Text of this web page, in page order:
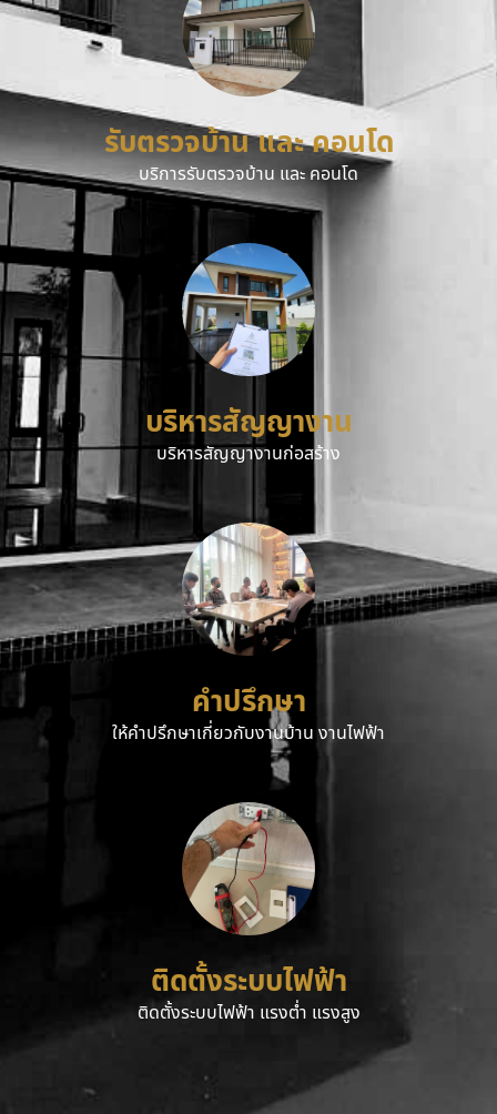
รับตรวจบ้าน และ คอนโด
บริการรับตรวจบ้าน และ คอนโด
บริหารสัญญางาน
บริหารสัญญางานก่อสร้าง
คำปรึกษา
ให้คำปรึกษาเกี่ยวกับงานบ้าน งานไฟฟ้า
ติดตั้งระบบไฟฟ้า
ติดตั้งระบบไฟฟ้า แรงต่ำ แรงสูง